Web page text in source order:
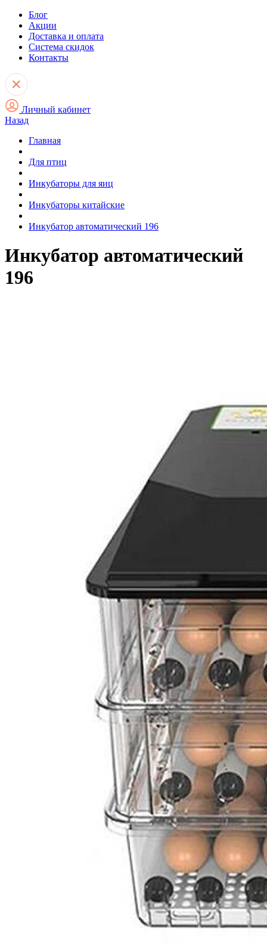
Блог
Акции
Доставка и оплата
Система скидок
Контакты
Личный кабинет
Назад
Главная
Для птиц
Инкубаторы для яиц
Инкубаторы китайские
Инкубатор автоматический 196
Инкубатор автоматический
196